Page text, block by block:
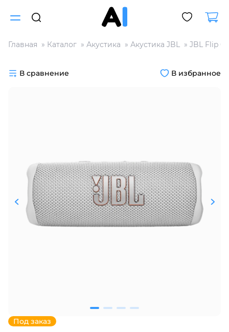
Главная Каталог Акустика Акустика JBL JBL Flip 6
Под заказ
В сравнение В избранное
Для клиентов всех банков
Разбейте
Сегодня
25
% картой любого банка